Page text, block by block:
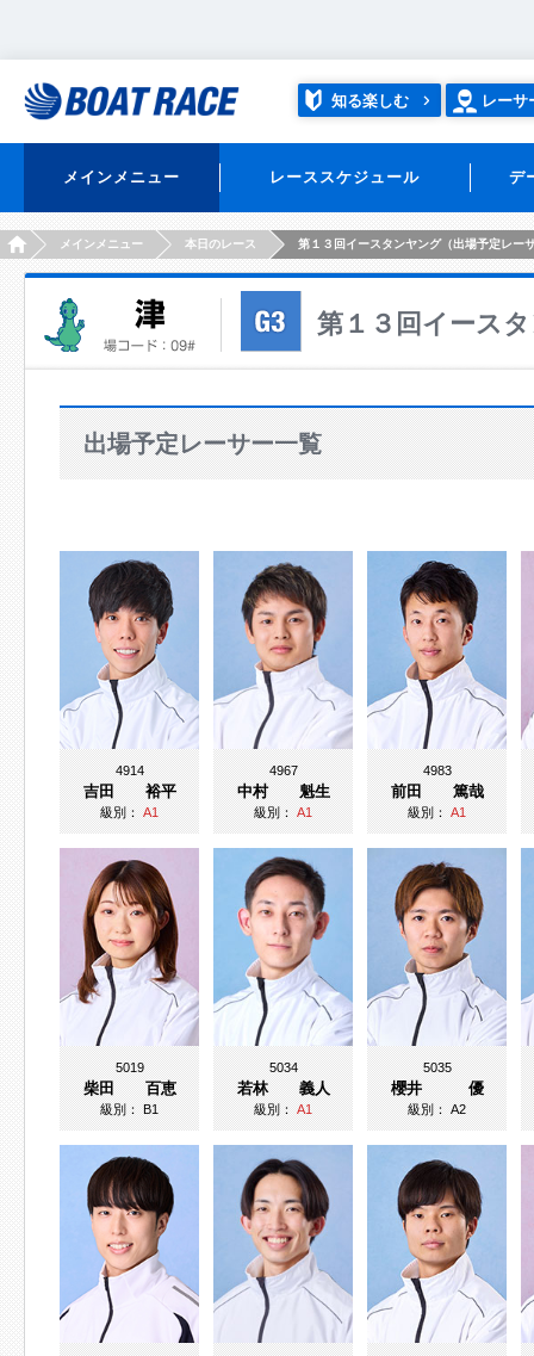
知る楽しむ レーサ
メインメニュー レーススケジュール デ
HOMEメインメニュー 本日のレース 第１３回イースタンヤング（出場予定レー
第１３回イース
出場予定レーサー一覧
4914
吉田 裕平
級別：A1
4967
中村 魁生
級別：A1
4983
前田 篤哉
級別：A1
5019
柴田 百恵
級別：B1
5034
若林 義人
級別：A1
5035
櫻井 優
級別：A2